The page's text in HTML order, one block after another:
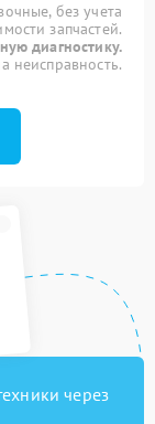
без учета
запчастей.
диагностику.
неисправность.
через